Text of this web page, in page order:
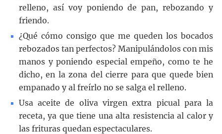
relleno, así voy poniendo de pan, rebozando y
friendo.
¿Qué cómo consigo que me queden los bocados
rebozados tan perfectos? Manipulándolos con mis
manos y poniendo especial empeño, como te he
dicho, en la zona del cierre para que quede bien
empanado y al freírlo no se salga el relleno.
Usa aceite de oliva virgen extra picual para la
receta, ya que tiene una alta resistencia al calor y
las frituras quedan espectaculares.